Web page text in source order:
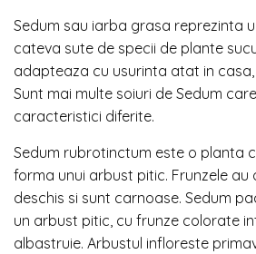
Sedum sau iarba grasa reprezinta
cateva sute de specii de plante
adapteaza cu usurinta atat in
Sunt mai multe soiuri de Sedum
caracteristici diferite.
Sedum rubrotinctum este o planta
forma unui arbust pitic. Frunzele au
deschis si sunt carnoase. Sedum
un arbust pitic, cu frunze colorate
albastruie. Arbustul infloreste